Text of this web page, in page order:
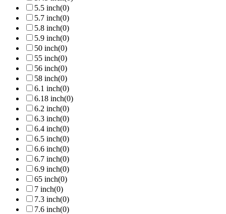
5.5 inch(0)
5.7 inch(0)
5.8 inch(0)
5.9 inch(0)
50 inch(0)
55 inch(0)
56 inch(0)
58 inch(0)
6.1 inch(0)
6.18 inch(0)
6.2 inch(0)
6.3 inch(0)
6.4 inch(0)
6.5 inch(0)
6.6 inch(0)
6.7 inch(0)
6.9 inch(0)
65 inch(0)
7 inch(0)
7.3 inch(0)
7.6 inch(0)